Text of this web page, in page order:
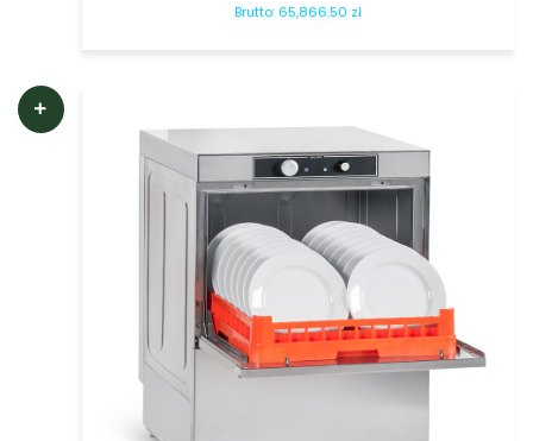
Brutto: 65,866.50 zł